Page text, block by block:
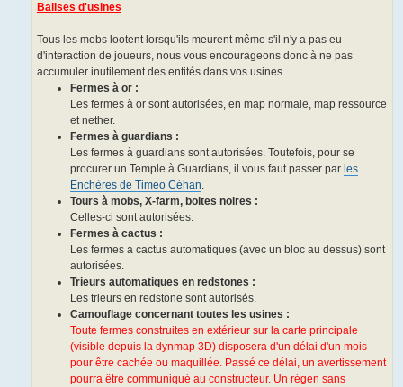
Balises d'usines
Tous les mobs lootent lorsqu'ils meurent même s'il n'y a pas eu
d'interaction de joueurs, nous vous encourageons donc à ne pas
accumuler inutilement des entités dans vos usines.
Fermes à or :
Les fermes à or sont autorisées, en map normale, map ressource
et nether.
Fermes à guardians :
Les fermes à guardians sont autorisées. Toutefois, pour se
procurer un Temple à Guardians, il vous faut passer par les
Enchères de Timeo Céhan.
Tours à mobs, X-farm, boites noires :
Celles-ci sont autorisées.
Fermes à cactus :
Les fermes a cactus automatiques (avec un bloc au dessus) sont
autorisées.
Trieurs automatiques en redstones :
Les trieurs en redstone sont autorisés.
Camouflage concernant toutes les usines :
Toute fermes construites en extérieur sur la carte principale
(visible depuis la dynmap 3D) disposera d'un délai d'un mois
pour être cachée ou maquillée. Passé ce délai, un avertissement
pourra être communiqué au constructeur. Un régen sans